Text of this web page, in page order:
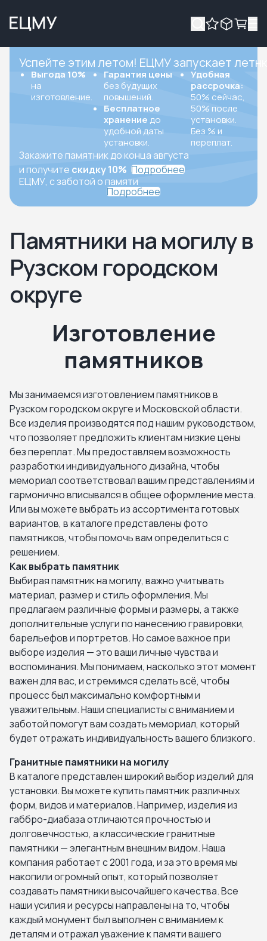
Успейте этим летом! ЕЦМУ запускает
Выгода 10%
на
изготовление.
Гарантия цены
без будущих
повышений.
Бесплатное
хранение до
удобной даты
установки.
Удобная
рассрочка:
50% сейчас,
50% после
установки.
Без % и
переплат.
Закажите памятник до конца августа
и получите скидку 10% Подробнее
ЕЦМУ, с заботой о памяти
Подробнее
Памятники на могилу в
Рузском городском
округе
Изготовление
памятников
Мы занимаемся изготовлением памятников в
Рузском городском округе и Московской области.
Все изделия производятся под нашим руководством,
что позволяет предложить клиентам низкие цены
без переплат. Мы предоставляем возможность
разработки индивидуального дизайна, чтобы
мемориал соответствовал вашим представлениям и
гармонично вписывался в общее оформление места.
Или вы можете выбрать из ассортимента готовых
вариантов, в каталоге представлены фото
памятников, чтобы помочь вам определиться с
решением.
Как выбрать памятник
Выбирая памятник на могилу, важно учитывать
материал, размер и стиль оформления. Мы
предлагаем различные формы и размеры, а также
дополнительные услуги по нанесению гравировки,
барельефов и портретов. Но самое важное при
выборе изделия — это ваши личные чувства и
воспоминания. Мы понимаем, насколько этот момент
важен для вас, и стремимся сделать всё, чтобы
процесс был максимально комфортным и
уважительным. Наши специалисты с вниманием и
заботой помогут вам создать мемориал, который
будет отражать индивидуальность вашего близкого.
Гранитные памятники на могилу
В каталоге представлен широкий выбор изделий для
установки. Вы можете купить памятник различных
форм, видов и материалов. Например, изделия из
габбро-диабаза отличаются прочностью и
долговечностью, а классические гранитные
памятники — элегантным внешним видом. Наша
компания работает с 2001 года, и за это время мы
накопили огромный опыт, который позволяет
создавать памятники высочайшего качества. Все
наши усилия и ресурсы направлены на то, чтобы
каждый монумент был выполнен с вниманием к
деталям и отражал уважение к памяти вашего